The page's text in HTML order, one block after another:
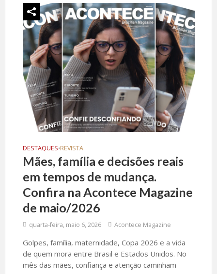
DESTAQUES•REVISTA
Mães, família e decisões reais
em tempos de mudança.
Confira na Acontece Magazine
de maio/2026
quarta-feira, maio 6, 2026 Acontece Magazine
Golpes, família, maternidade, Copa 2026 e a vida
de quem mora entre Brasil e Estados Unidos. No
mês das mães, confiança e atenção caminham